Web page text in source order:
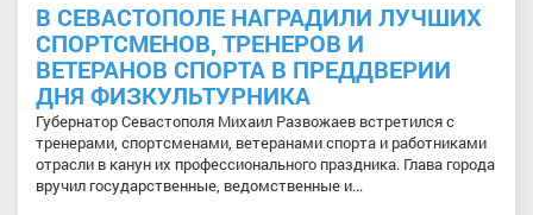
В СЕВАСТОПОЛЕ НАГРАДИЛИ ЛУЧШИХ
СПОРТСМЕНОВ, ТРЕНЕРОВ И
ВЕТЕРАНОВ СПОРТА В ПРЕДДВЕРИИ
ДНЯ ФИЗКУЛЬТУРНИКА
Губернатор Севастополя Михаил Развожаев встретился с
тренерами, спортсменами, ветеранами спорта и работниками
отрасли в канун их профессионального праздника. Глава города
вручил государственные, ведомственные и...